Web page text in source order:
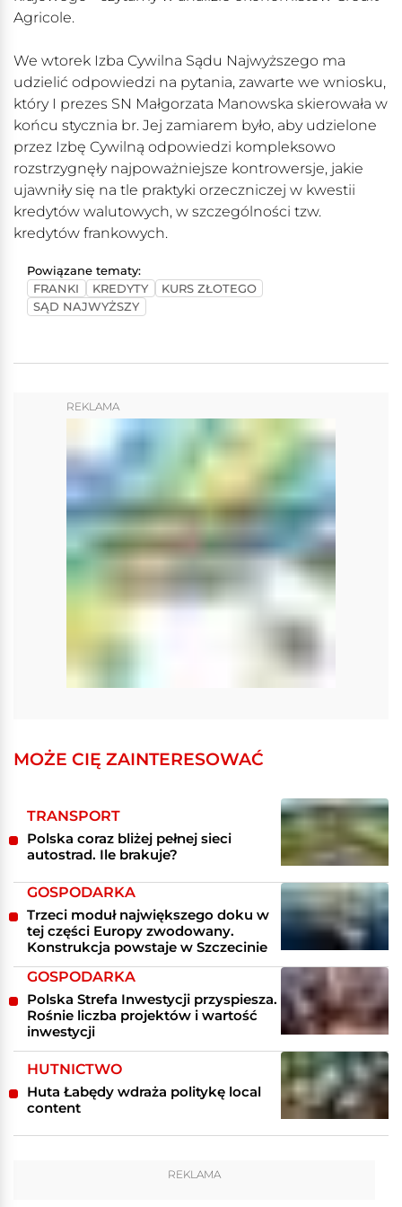
Agricole.
We wtorek Izba Cywilna Sądu Najwyższego ma
udzielić odpowiedzi na pytania, zawarte we wniosku,
który I prezes SN Małgorzata Manowska skierowała w
końcu stycznia br. Jej zamiarem było, aby udzielone
przez Izbę Cywilną odpowiedzi kompleksowo
rozstrzygnęły najpoważniejsze kontrowersje, jakie
ujawniły się na tle praktyki orzeczniczej w kwestii
kredytów walutowych, w szczególności tzw.
kredytów frankowych.
Powiązane tematy:
FRANKI
KREDYTY
KURS ZŁOTEGO
SĄD NAJWYŻSZY
REKLAMA
MOŻE CIĘ ZAINTERESOWAĆ
TRANSPORT
Polska coraz bliżej pełnej sieci
autostrad. Ile brakuje?
GOSPODARKA
Trzeci moduł największego doku w
tej części Europy zwodowany.
Konstrukcja powstaje w Szczecinie
GOSPODARKA
Polska Strefa Inwestycji przyspiesza.
Rośnie liczba projektów i wartość
inwestycji
HUTNICTWO
Huta Łabędy wdraża politykę local
content
REKLAMA